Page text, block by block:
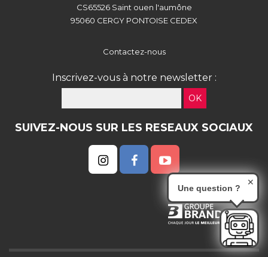
CS65526 Saint ouen l'aumône
95060 CERGY PONTOISE CEDEX
Contactez-nous
Inscrivez-vous à notre newsletter :
OK
SUIVEZ-NOUS SUR LES RESEAUX SOCIAUX
Une question ?
✕